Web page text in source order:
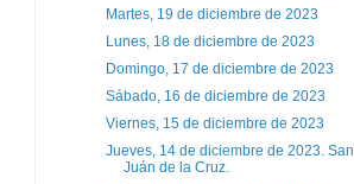
Martes, 19 de diciembre de 2023
Lunes, 18 de diciembre de 2023
Domingo, 17 de diciembre de 2023
Sábado, 16 de diciembre de 2023
Viernes, 15 de diciembre de 2023
Jueves, 14 de diciembre de 2023. San
Juán de la Cruz.